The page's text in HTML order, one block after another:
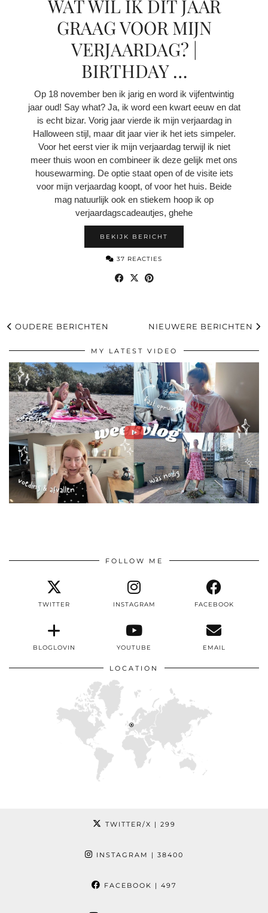
WAT WIL IK DIT JAAR
GRAAG VOOR MIJN
VERJAARDAG? |
BIRTHDAY …
Op 18 november ben ik jarig en word ik vijfentwintig
jaar oud! Say what? Ja, ik word een kwart eeuw en dat
is echt bizar. Vorig jaar vierde ik mijn verjaardag in
Halloween stijl, maar dit jaar vier ik het iets simpeler.
Voor het eerst vier ik mijn verjaardag terwijl ik niet
meer thuis woon en combineer ik deze gelijk met ons
housewarming. De optie staat open of de visite iets
voor mijn verjaardag koopt, of voor het huis. Beide
mag natuurlijk ook en stiekem hoop ik op
verjaardagscadeautjes, ghehe
BEKIJK BERICHT
37 REACTIES
OUDERE BERICHTEN NIEUWERE BERICHTEN
MY LATEST VIDEO
FOLLOW ME
TWITTER INSTAGRAM FACEBOOK
BLOGLOVIN YOUTUBE EMAIL
LOCATION
TWITTER/X | 299
INSTAGRAM | 38400
FACEBOOK | 497